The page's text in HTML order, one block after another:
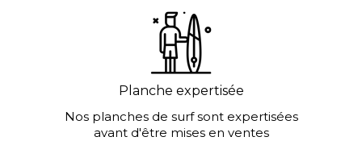
Planche expertisée
Nos planches de surf sont expertisées
avant d'être mises en ventes